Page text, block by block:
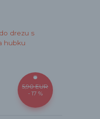
5,90 EUR
- 17 %